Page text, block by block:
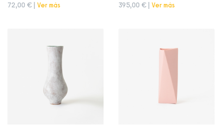
72,00 € | Ver más 395,00 € | Ver más